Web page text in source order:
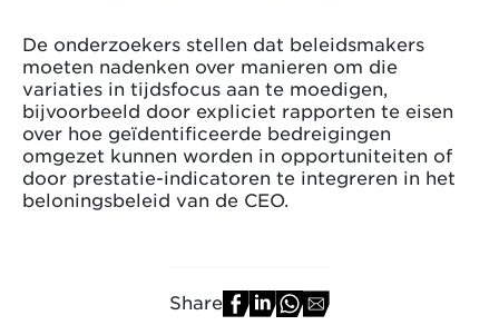
De onderzoekers stellen dat beleidsmakers
moeten nadenken over manieren om die
variaties in tijdsfocus aan te moedigen,
bijvoorbeeld door expliciet rapporten te eisen
over hoe geïdentificeerde bedreigingen
omgezet kunnen worden in opportuniteiten of
door prestatie-indicatoren te integreren in het
beloningsbeleid van de CEO.
Share